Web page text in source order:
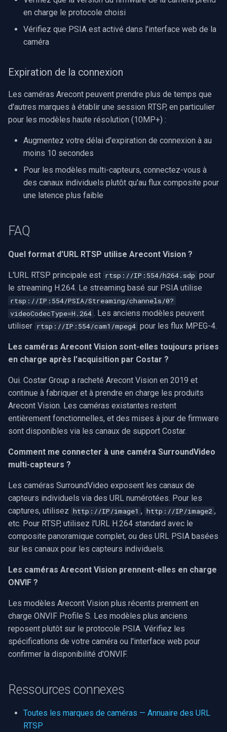
en charge le protocole choisi
Vérifiez que PSIA est activé dans l'interface web de la
caméra
Expiration de la connexion
Les caméras Arecont peuvent prendre plus de temps que
d'autres marques à établir une session RTSP, en particulier
pour les modèles haute résolution (10MP+) :
Augmentez votre délai d'expiration de connexion à au
moins 10 secondes
Pour les modèles multi-capteurs, connectez-vous à
des canaux individuels plutôt qu'au flux composite pour
une latence plus faible
FAQ
Quel format d'URL RTSP utilise Arecont Vision ?
L'URL RTSP principale est rtsp://IP:554/h264.sdp pour
le streaming H.264. Le streaming basé sur PSIA utilise
rtsp://IP:554/PSIA/Streaming/channels/0?
videoCodecType=H.264 . Les anciens modèles peuvent
utiliser rtsp://IP:554/cam1/mpeg4 pour les flux MPEG-4.
Les caméras Arecont Vision sont-elles toujours prises
en charge après l'acquisition par Costar ?
Oui. Costar Group a racheté Arecont Vision en 2019 et
continue à fabriquer et à prendre en charge les produits
Arecont Vision. Les caméras existantes restent
entièrement fonctionnelles, et des mises à jour de firmware
sont disponibles via les canaux de support Costar.
Comment me connecter à une caméra SurroundVideo
multi-capteurs ?
Les caméras SurroundVideo exposent les canaux de
capteurs individuels via des URL numérotées. Pour les
captures, utilisez http://IP/image1 , http://IP/image2 ,
etc. Pour RTSP, utilisez l'URL H.264 standard avec le
composite panoramique complet, ou des URL PSIA basées
sur les canaux pour les capteurs individuels.
Les caméras Arecont Vision prennent-elles en charge
ONVIF ?
Les modèles Arecont Vision plus récents prennent en
charge ONVIF Profile S. Les modèles plus anciens
reposent plutôt sur le protocole PSIA. Vérifiez les
spécifications de votre caméra ou l'interface web pour
confirmer la disponibilité d'ONVIF.
Ressources connexes
Toutes les marques de caméras — Annuaire des URL
RTSP